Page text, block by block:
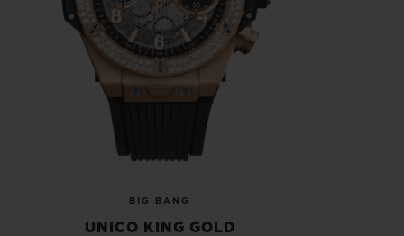
BIG BANG
UNICO KING GOLD